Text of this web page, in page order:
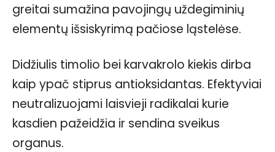
greitai sumažina pavojingų uždegiminių
elementų išsiskyrimą pačiose ląstelėse.
Didžiulis timolio bei karvakrolo kiekis dirba
kaip ypač stiprus antioksidantas. Efektyviai
neutralizuojami laisvieji radikalai kurie
kasdien pažeidžia ir sendina sveikus
organus.